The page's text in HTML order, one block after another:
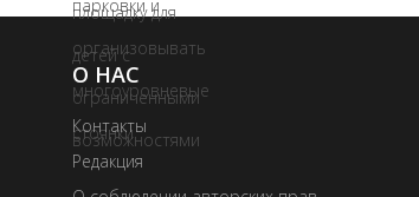
О НАС
Контакты
Редакция